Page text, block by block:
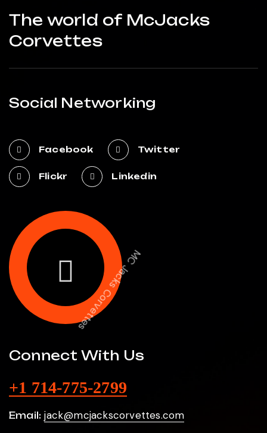
The world of McJacks
Corvettes
Social Networking
Facebook Twitter
Flickr Linkedin
MC Jacks Corvettes
Connect With Us
+1 714-775-2799
Email: jack@mcjackscorvettes.com